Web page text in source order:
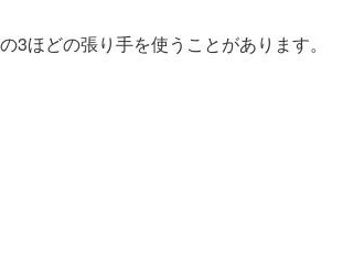
ほどの張り手を使うことがあります。